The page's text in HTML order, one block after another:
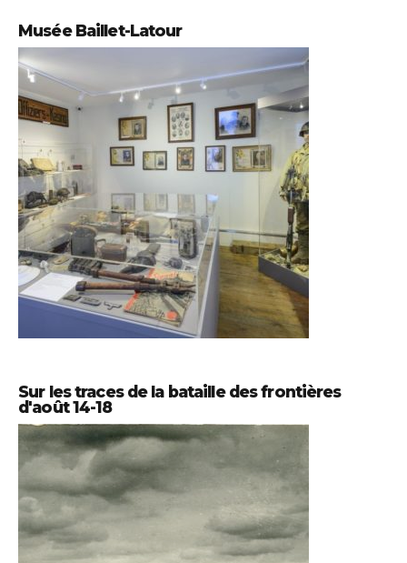
Musée Baillet-Latour
Sur les traces de la bataille des frontières
d'août 14-18